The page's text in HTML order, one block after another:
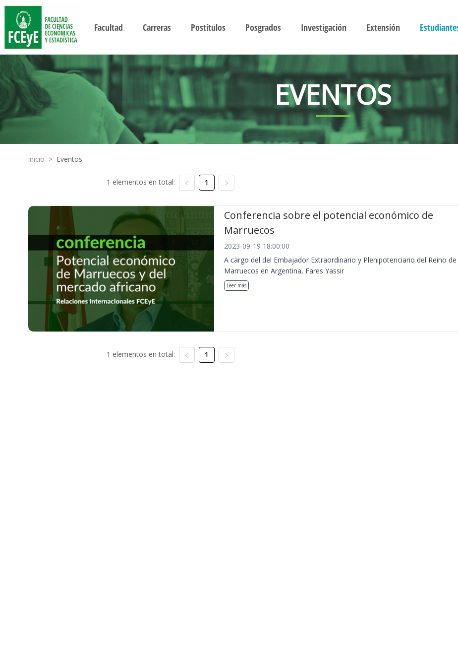
Facultad Carreras Postítulos Posgrados Investigación Extensión
EVENTOS
Inicio > Eventos
1 elementos en total: 1
Conferencia sobre el potencial económico de
Marruecos
2023-09-19 18:00:00
A cargo del del Embajador Extraordinario y Plenipotenciario del Reino de
Marruecos en Argentina, Fares Yassir
Leer más
1 elementos en total: 1